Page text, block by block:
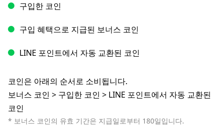
구입한 코인
구입 혜택으로 지급된 보너스 코인
LINE 포인트에서 자동 교환된 코인
코인은 아래의 순서로 소비됩니다.
보너스 코인 > 구입한 코인 > LINE 포인트에서 자동 교환된
코인
* 보너스 코인의 유효 기간은 지급일로부터 180일입니다.